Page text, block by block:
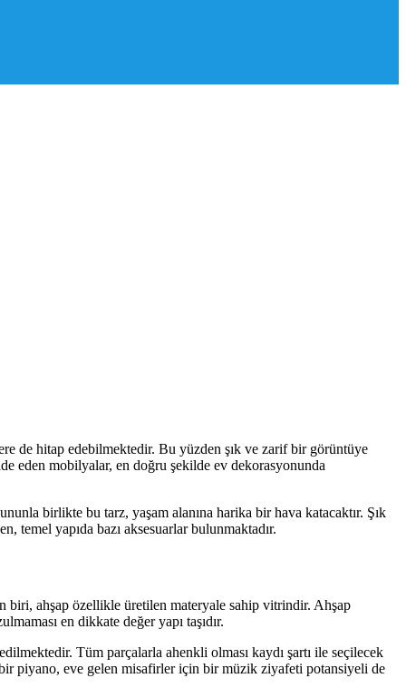
de hitap edebilmektedir. Bu yüzden şık ve zarif bir görüntüye
eden mobilyalar, en doğru şekilde ev dekorasyonunda
birlikte bu tarz, yaşam alanına harika bir hava katacaktır. Şık
temel yapıda bazı aksesuarlar bulunmaktadır.
biri, ahşap özellikle üretilen materyale sahip vitrindir. Ahşap
en dikkate değer yapı taşıdır.
Tüm parçalarla ahenkli olması kaydı şartı ile seçilecek
piyano, eve gelen misafirler için bir müzik ziyafeti potansiyeli de